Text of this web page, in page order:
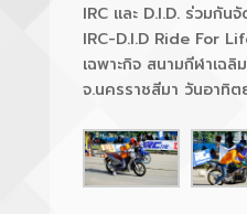
IRC และ D.I.D. ร่วมกัน
IRC-D.I.D Ride For
เฉพาะกิจ สนามกีฬาเฉ
จ.นครราชสีมา วันอาทิ